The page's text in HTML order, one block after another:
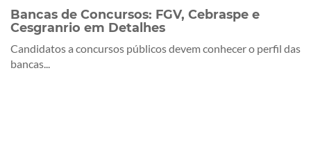
Bancas de Concursos: FGV, Cebraspe e
Cesgranrio em Detalhes
Candidatos a concursos públicos devem conhecer o perfil das
bancas...